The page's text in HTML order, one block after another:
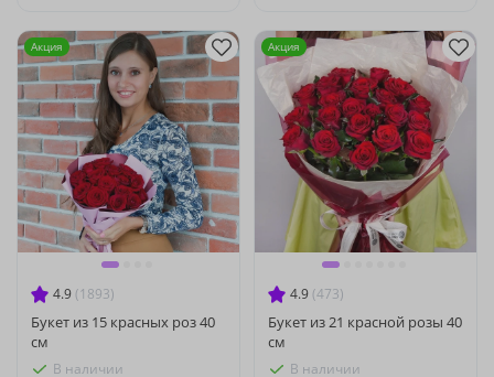
4.9 (1893)
Букет из 15 красных роз 40
см
В наличии
Акция
4.9 (473)
Букет из 21 красной розы 40
см
В наличии
Акция